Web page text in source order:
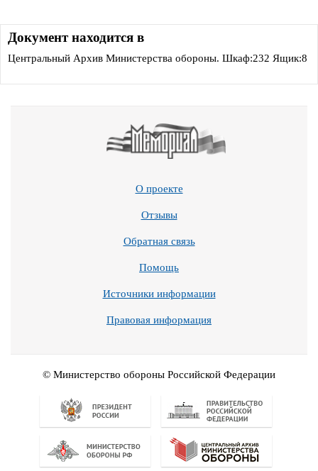
Документ находится в
Центральный Архив Министерства обороны. Шкаф:232 Ящик:8
О проекте
Отзывы
Обратная связь
Помощь
Источники информации
Правовая информация
© Министерство обороны Российской Федерации